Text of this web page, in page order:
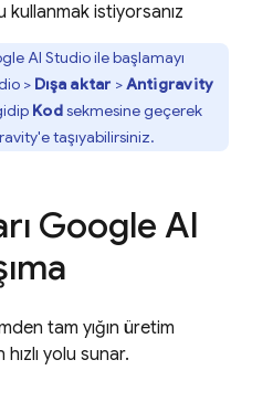
kullanmak istiyorsanız
AI Studioile başlamayı
> Dışa aktar >Antigravity
Kodsekmesine geçerek
'e taşıyabilirsiniz.
Google AI
tam yığın üretim
yolu sunar.